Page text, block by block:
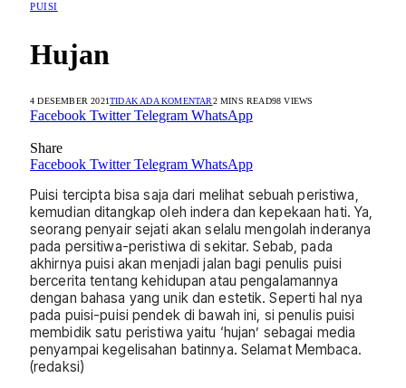
PUISI
Hujan
4 DESEMBER 2021TIDAK ADA KOMENTAR2 MINS READ98VIEWS
Facebook Twitter Telegram WhatsApp
Share
Facebook Twitter Telegram WhatsApp
Puisi tercipta bisa saja dari melihat sebuah peristiwa,
kemudian ditangkap oleh indera dan kepekaan hati. Ya,
seorang penyair sejati akan selalu mengolah inderanya
pada persitiwa-peristiwa di sekitar. Sebab, pada
akhirnya puisi akan menjadi jalan bagi penulis puisi
bercerita tentang kehidupan atau pengalamannya
dengan bahasa yang unik dan estetik. Seperti hal nya
pada puisi-puisi pendek di bawah ini, si penulis puisi
membidik satu peristiwa yaitu ‘hujan’ sebagai media
penyampai kegelisahan batinnya. Selamat Membaca.
(redaksi)